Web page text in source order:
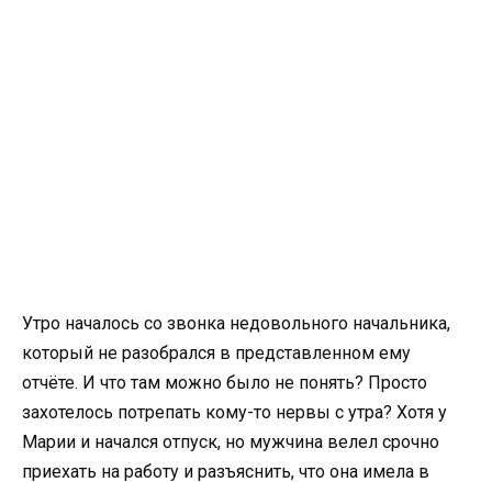
Утро началось со звонка недовольного начальника,
который не разобрался в представленном ему
отчёте. И что там можно было не понять? Просто
захотелось потрепать кому-то нервы с утра? Хотя у
Марии и начался отпуск, но мужчина велел срочно
приехать на работу и разъяснить, что она имела в